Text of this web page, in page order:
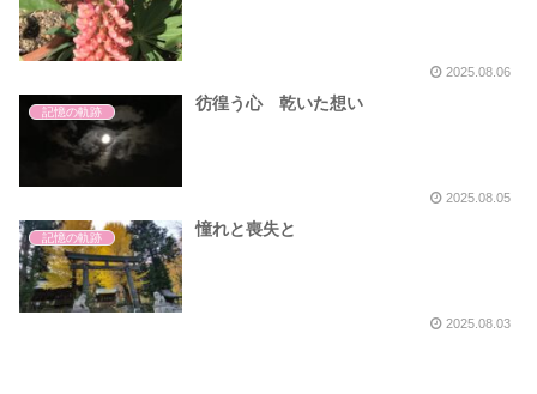
2025.08.06
記憶の軌跡 彷徨う心 乾いた想い
2025.08.05
記憶の軌跡 憧れと喪失と
2025.08.03